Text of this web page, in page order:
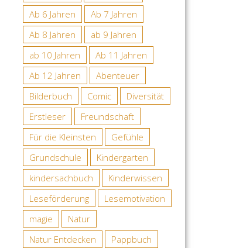
Ab 6 Jahren
Ab 7 Jahren
Ab 8 Jahren
ab 9 Jahren
ab 10 Jahren
Ab 11 Jahren
Ab 12 Jahren
Abenteuer
Bilderbuch
Comic
Diversität
Erstleser
Freundschaft
Für die Kleinsten
Gefühle
Grundschule
Kindergarten
kindersachbuch
Kinderwissen
Leseförderung
Lesemotivation
magie
Natur
Natur Entdecken
Pappbuch